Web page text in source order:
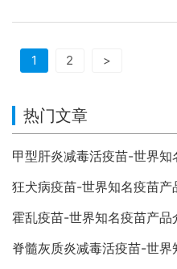
1 2 >
热门文章
甲型肝炎减毒活疫苗-世界知
狂犬病疫苗-世界知名疫苗产
霍乱疫苗-世界知名疫苗产品
脊髓灰质炎减毒活疫苗-世界